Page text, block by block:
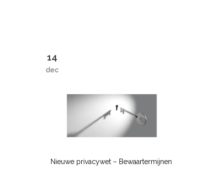
14
dec
Nieuwe privacywet – Bewaartermijnen